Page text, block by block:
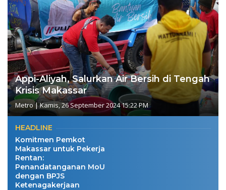
Appi-Aliyah, Salurkan Air Bersih di Tengah
Krisis Makassar
Metro|Kamis, 26 September 2024 15:22 PM
HEADLINE
Komitmen Pemkot
Makassar untuk Pekerja
Rentan:
Penandatanganan MoU
dengan BPJS
Ketenagakerjaan